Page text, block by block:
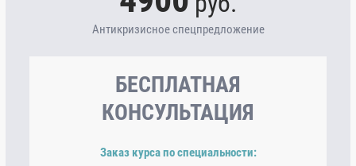
Антикризисное спецпредложение
БЕСПЛАТНАЯ
КОНСУЛЬТАЦИЯ
Заказ курса по специальности: